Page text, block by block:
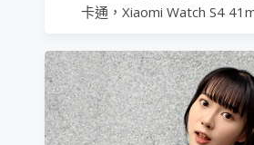
卡通，Xiaomi Watch S4